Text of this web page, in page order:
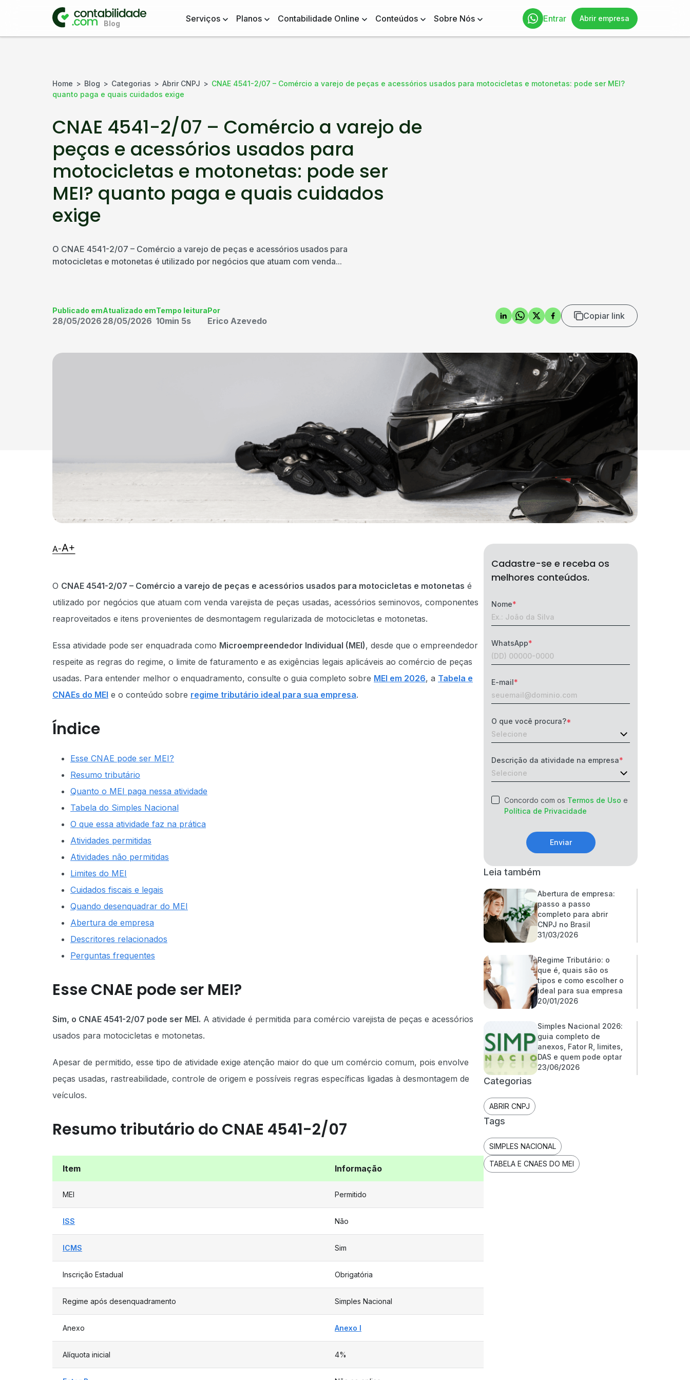
Serviços Planos Contabilidade Online Conteúdos Sobre Nós Entrar Abrir empresa
Home Blog Categorias Abrir CNPJ
CNAE 4541-2/07 – Comércio a varejo de peças e acessórios usados para motocicletas e motonetas: pode ser MEI?
quanto paga e quais cuidados exige
CNAE 4541-2/07 – Comércio a varejo de
peças e acessórios usados para
motocicletas e motonetas: pode ser
MEI? quanto paga e quais cuidados
exige
O CNAE 4541-2/07 – Comércio a varejo de peças e acessórios usados para
motocicletas e motonetas é utilizado por negócios que atuam com venda...
Publicado em
28/05/2026
Atualizado em
28/05/2026
Tempo leitura
10min 5s
Por
Erico Azevedo Copiar link
O CNAE 4541-2/07 – Comércio a varejo de peças e acessórios usados para motocicletas e motonetas é
utilizado por negócios que atuam com venda varejista de peças usadas, acessórios seminovos, componentes
reaproveitados e itens provenientes de desmontagem regularizada de motocicletas e motonetas.
Essa atividade pode ser enquadrada como Microempreendedor Individual (MEI), desde que o empreendedor
respeite as regras do regime, o limite de faturamento e as exigências legais aplicáveis ao comércio de peças
usadas. Para entender melhor o enquadramento, consulte o guia completo sobre MEI em 2026, a Tabela e
CNAEs do MEI e o conteúdo sobre regime tributário ideal para sua empresa.
Índice
Esse CNAE pode ser MEI?
Resumo tributário
Quanto o MEI paga nessa atividade
Tabela do Simples Nacional
O que essa atividade faz na prática
Atividades permitidas
Atividades não permitidas
Limites do MEI
Cuidados fiscais e legais
Quando desenquadrar do MEI
Abertura de empresa
Descritores relacionados
Perguntas frequentes
Esse CNAE pode ser MEI?
Sim, o CNAE 4541-2/07 pode ser MEI. A atividade é permitida para comércio varejista de peças e acessórios
usados para motocicletas e motonetas.
Apesar de permitido, esse tipo de atividade exige atenção maior do que um comércio comum, pois envolve
peças usadas, rastreabilidade, controle de origem e possíveis regras específicas ligadas à desmontagem de
veículos.
Resumo tributário do CNAE 4541-2/07
Item Informação
MEI Permitido
ISS Não
ICMS Sim
Inscrição Estadual Obrigatória
Regime após desenquadramento Simples Nacional
Anexo Anexo I
Alíquota inicial 4%
Cadastre-se e receba os
melhores conteúdos.
Nome
WhatsApp
E-mail
O que você procura?
Descrição da atividade na empresa
Concordo com os Termos de Uso e
Política de Privacidade
Enviar
Leia também
Abertura de empresa:
passo a passo
completo para abrir
CNPJ no Brasil
31/03/2026
Regime Tributário: o
que é, quais são os
tipos e como escolher o
ideal para sua empresa
20/01/2026
Simples Nacional 2026:
guia completo de
anexos, Fator R, limites,
DAS e quem pode optar
23/06/2026
Categorias
ABRIR CNPJ
Tags
SIMPLES NACIONAL
TABELA E CNAES DO MEI